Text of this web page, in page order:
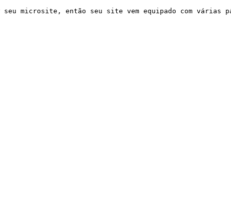
microsite, então seu site vem equipado com várias